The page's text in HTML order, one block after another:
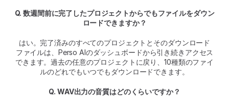
Q. 数週間前に完了したプロジェクトからでもファイルをダウン
ロードできますか？
はい。完了済みのすべてのプロジェクトとそのダウンロード
ファイルは、Perso AIのダッシュボードから引き続きアクセス
できます。過去の任意のプロジェクトに戻り、10種類のファイ
ルのどれでもいつでもダウンロードできます。
Q. WAV出力の音質はどのくらいですか？